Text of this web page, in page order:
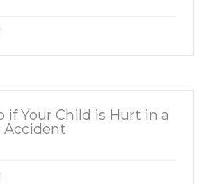
if Your Child is Hurt in a
Accident